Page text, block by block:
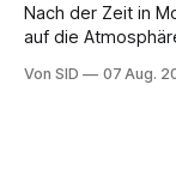
Nach der Zeit in
auf die
Von SID 07 Aug.